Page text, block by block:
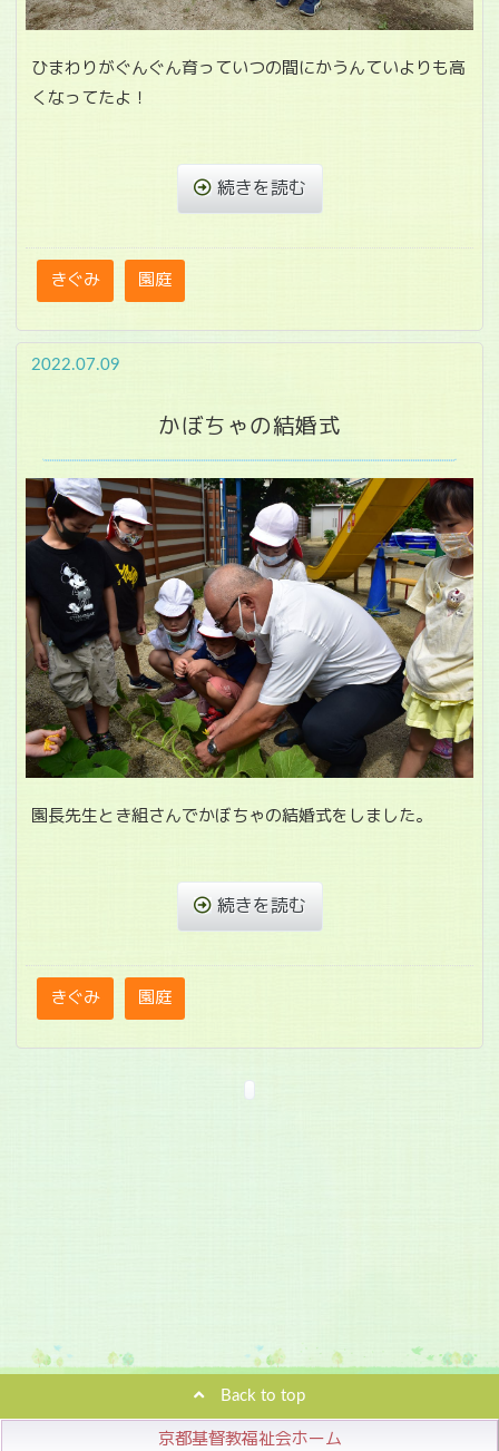
ひまわりがぐんぐん育っていつの間にかうんていよりも高
くなってたよ！
続きを読む
きぐみ 園庭
2022.07.09
かぼちゃの結婚式
園長先生とき組さんでかぼちゃの結婚式をしました。
続きを読む
きぐみ 園庭
Back to top
京都基督教福祉会ホーム